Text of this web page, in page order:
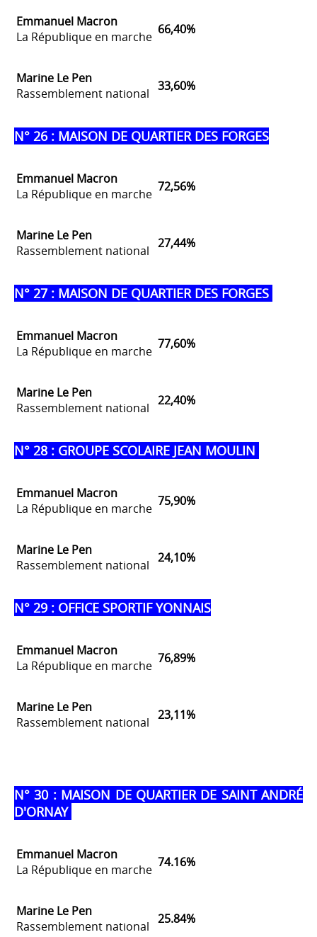
Emmanuel Macron
La République en marche 66,40%
Marine Le Pen
Rassemblement national 33,60%
N° 26 : MAISON DE QUARTIER DES FORGES
Emmanuel Macron
La République en marche 72,56%
Marine Le Pen
Rassemblement national 27,44%
N° 27 : MAISON DE QUARTIER DES FORGES
Emmanuel Macron
La République en marche 77,60%
Marine Le Pen
Rassemblement national 22,40%
N° 28 : GROUPE SCOLAIRE JEAN MOULIN
Emmanuel Macron
La République en marche 75,90%
Marine Le Pen
Rassemblement national 24,10%
N° 29 : OFFICE SPORTIF YONNAIS
Emmanuel Macron
La République en marche 76,89%
Marine Le Pen
Rassemblement national 23,11%
N° 30 : MAISON DE QUARTIER DE SAINT ANDRÉ
D'ORNAY
Emmanuel Macron
La République en marche 74.16%
Marine Le Pen
Rassemblement national 25.84%